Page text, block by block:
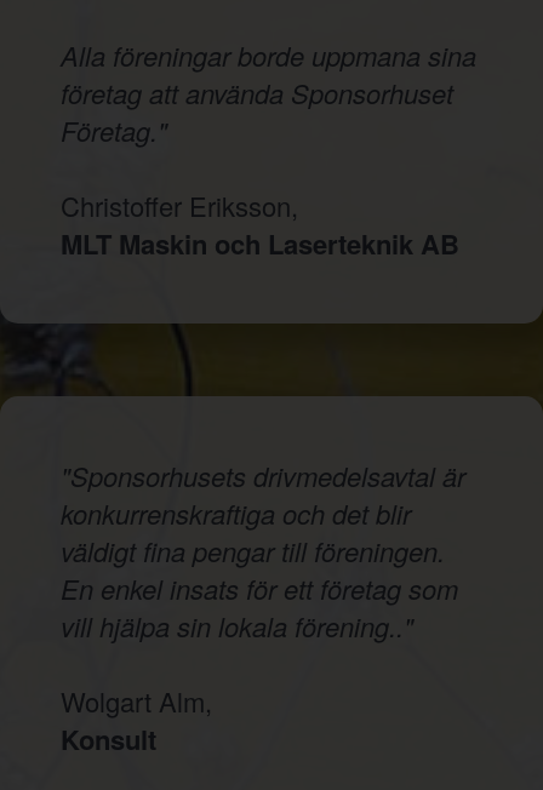
Alla föreningar borde uppmana sina
företag att använda Sponsorhuset
Företag."
Christoffer Eriksson,
MLT Maskin och Laserteknik AB
"Sponsorhusets drivmedelsavtal är
konkurrenskraftiga och det blir
väldigt fina pengar till föreningen.
En enkel insats för ett företag som
vill hjälpa sin lokala förening.."
Wolgart Alm,
Konsult